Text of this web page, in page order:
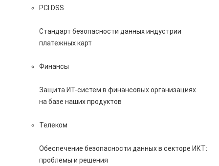
PCI DSS
Стандарт безопасности данных индустрии
платежных карт
Финансы
Защита ИТ-систем в финансовых организациях
на базе наших продуктов
Телеком
Обеспечение безопасности данных в секторе ИКТ:
проблемы и решения